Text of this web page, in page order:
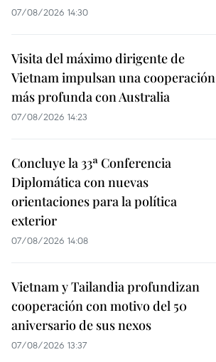
07/08/2026 14:30
Visita del máximo dirigente de
Vietnam impulsan una cooperación
más profunda con Australia
07/08/2026 14:23
Concluye la 33ª Conferencia
Diplomática con nuevas
orientaciones para la política
exterior
07/08/2026 14:08
Vietnam y Tailandia profundizan
cooperación con motivo del 50
aniversario de sus nexos
07/08/2026 13:37